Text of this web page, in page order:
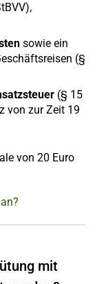
sowie ein
(§
(§ 15
von zur Zeit 19
von 20 Euro
mit